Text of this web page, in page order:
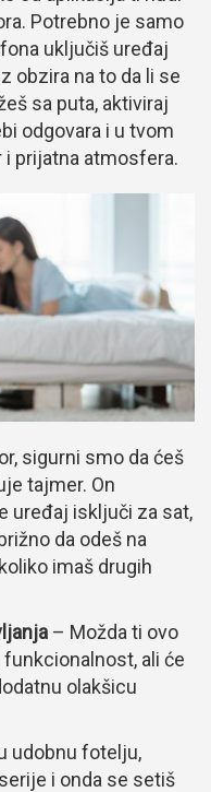
Potrebno je samo
uključiš uređaj
obzira na to da li se
sa puta, aktiviraj
odgovara i u tvom
prijatna atmosfera.
sigurni smo da ćeš
tajmer. On
uređaj isključi za sat,
da odeš na
imaš drugih
– Možda ti ovo
ali će
olakšicu
udobnu fotelju,
i onda se setiš